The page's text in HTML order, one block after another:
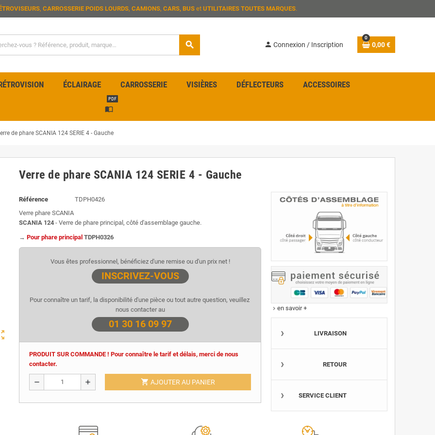
, CARROSSERIE POIDS LOURDS, CAMIONS, CARS, BUSet UTILITAIRES TOUTES MARQUES.
search person Connexion / Inscription
0
0,00 €
ÉCLAIRAGE CARROSSERIE VISIÈRES DÉFLECTEURS ACCESSOIRES
import_contacts
PDF
de phare SCANIA 124 SERIE 4 - Gauche
Verre de phare SCANIA 124 SERIE 4 - Gauche
Référence
TDPH0426
Verre phare SCANIA
SCANIA 124 - Verre de phare principal, côté d'assemblage gauche.
→Pour phare principalTDPH0326
Vous êtes professionnel, bénéficiez d'une remise ou d'un prix net !
INSCRIVEZ-VOUS
Pour connaître un tarif, la disponibilité d'une pièce ou tout autre question, veuillez
nous contacter au
01 30 16 09 97
PRODUIT SUR COMMANDE ! Pour connaître le tarif et délais, merci de nous
contacter.
remove add shopping_cart AJOUTER AU PANIER
keyboard_arrow_righten savoir +
LIVRAISON
RETOUR
SERVICE CLIENT